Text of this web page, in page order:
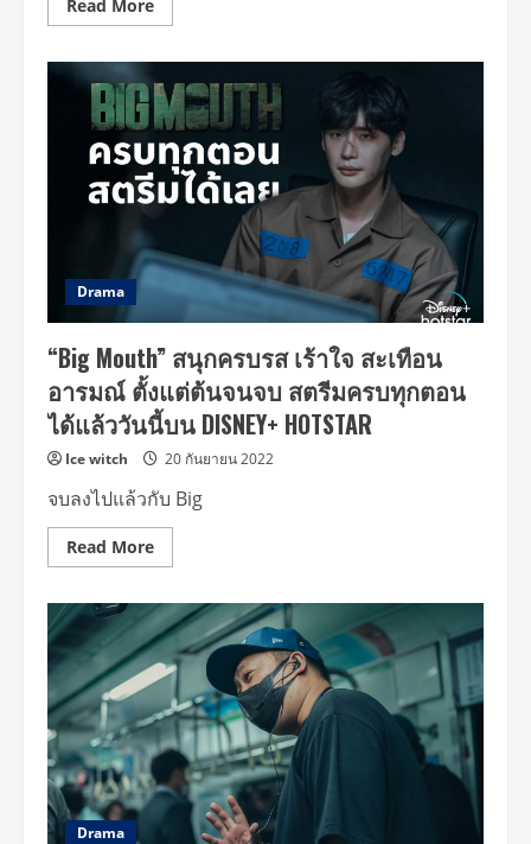
คำ
ชม
สม
ศักดิ์ศรี
หนัง
ทริล
เลอ
ร์
แห่ง
ปี
“DECIBEL
–
ระเบิด
เมือง”
ขีด
เส้น
1
ธันวาคม
นี้
Read More
more
นี้
จง
ระวัง
เสียง
อย่า
ลั่น
ทะลุ
100
ปฏิบัติ
การ
วินาศกรรม
เสียง
เมือง
“คิม
แร
วอน”
ปะทะ
“อี
จง
ซอก”
ร่วม
ด้วย
อึน
อู”
ใน
ยนตร์
แอ็
กชัน-
ทริล
เลอ
ร์
กระหึ่ม
เอเชีย
“Decibel
ลั่น
ระเบิด
เมือง”
1
ธันวาคม
Drama
“Big Mouth” สนุกครบรส เร้าใจ สะเทือน
อารมณ์ ตั้งแต่ต้นจนจบ สตรีมครบทุกตอน
ได้แล้ววันนี้บน DISNEY+ HOTSTAR
Ice witch 20 กันยายน 2022
จบลงไปแล้วกับ Big
Read MoreRead
more
Mouth”
สนุก
ครบ
รส
เร้าใจ
สะเทือน
อารมณ์
ตั้งแต่
ต้น
จนจบ
สตรี
ม
ครบ
ทุก
Drama